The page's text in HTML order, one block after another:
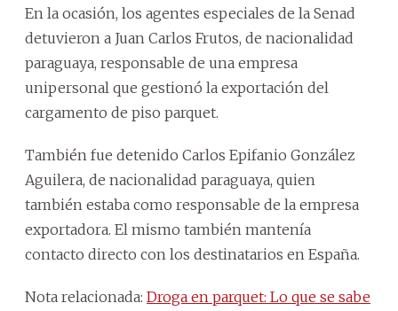
En la ocasión, los agentes especiales de la Senad
detuvieron a Juan Carlos Frutos, de nacionalidad
paraguaya, responsable de una empresa
unipersonal que gestionó la exportación del
cargamento de piso parquet.
También fue detenido Carlos Epifanio González
Aguilera, de nacionalidad paraguaya, quien
también estaba como responsable de la empresa
exportadora. El mismo también mantenía
contacto directo con los destinatarios en España.
Nota relacionada: Droga en parquet: Lo que se sabe